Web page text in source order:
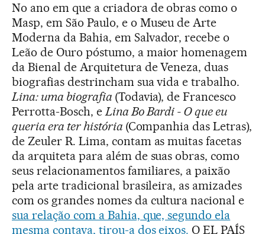
No ano em que a criadora de obras como o
Masp, em São Paulo, e o Museu de Arte
Moderna da Bahia, em Salvador, recebe o
Leão de Ouro póstumo, a maior homenagem
da Bienal de Arquitetura de Veneza, duas
biografias destrincham sua vida e trabalho.
Lina: uma biografia (Todavia), de Francesco
Perrotta-Bosch, eLina Bo Bardi - O que eu
queria era ter história (Companhia das Letras),
de Zeuler R. Lima, contam as muitas facetas
da arquiteta para além de suas obras, como
seus relacionamentos familiares, a paixão
pela arte tradicional brasileira, as amizades
com os grandes nomes da cultura nacional e
sua relação com a Bahia, que, segundo ela
mesma contava, tirou-a dos eixos. O EL PAÍS